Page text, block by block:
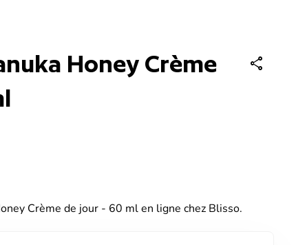
Honey Crème
share
Crème de jour - 60 ml en ligne chez Blisso.